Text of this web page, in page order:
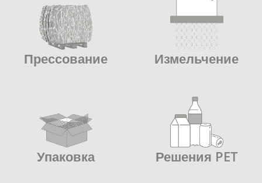
Прессование Измельчение
Упаковка Решения PET